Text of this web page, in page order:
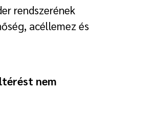
rendszerének
acéllemez és
nem